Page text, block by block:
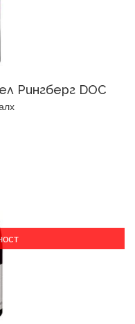
Рингберг DOC